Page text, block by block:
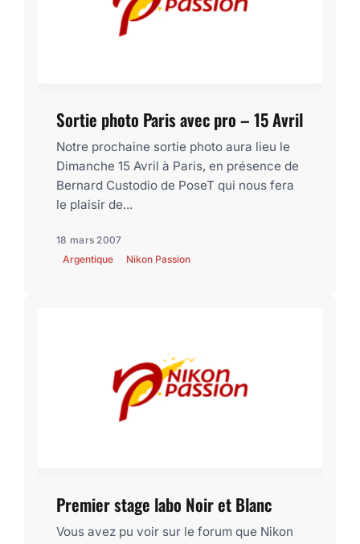
Sortie photo Paris avec pro – 15 Avril
Notre prochaine sortie photo aura lieu le
Dimanche 15 Avril à Paris, en présence de
Bernard Custodio de PoseT qui nous fera
le plaisir de...
18 mars 2007
Argentique
Nikon Passion
Premier stage labo Noir et Blanc
Vous avez pu voir sur le forum que Nikon